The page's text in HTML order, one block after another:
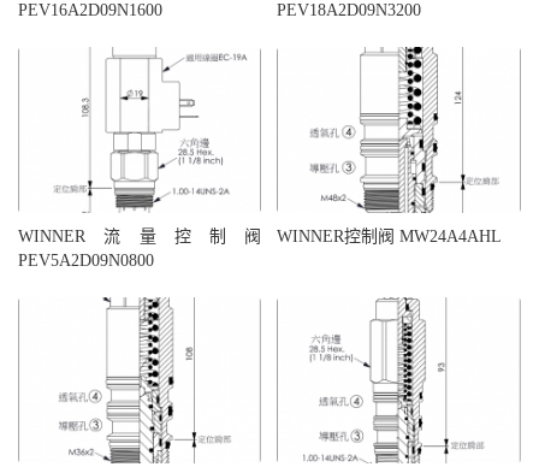
PEV16A2D09N1600
PEV18A2D09N3200
WINNER流量控制阀
PEV5A2D09N0800
WINNER控制阀 MW24A4AHL